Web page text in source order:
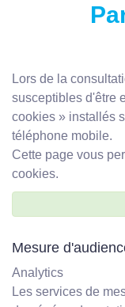
Lors de la
susceptibles d'être
cookies » installés
téléphone mobile.
Cette page vous
cookies.
Mesure
Analytics
Les services de